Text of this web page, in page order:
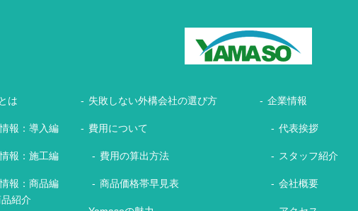
は
報：導入編
報：施工編
報：商品編
紹介
失敗しない外構会社の選び方
費用について
費用の算出方法
商品価格帯早見表
企業情報
代表挨拶
スタッフ紹介
会社概要